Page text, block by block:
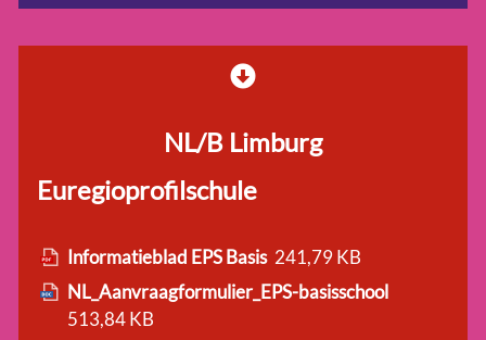
NL/B Limburg
Euregioprofilschule
Informatieblad EPS Basis 241,79 KB
NL_Aanvraagformulier_EPS-basisschool
513,84 KB